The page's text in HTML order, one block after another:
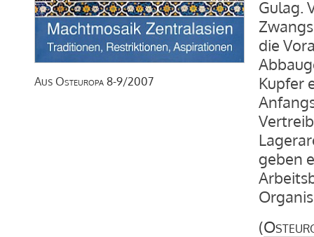
Aus Osteuropa 8-9/2007
Gulag.
die
Kupfer
geben
(